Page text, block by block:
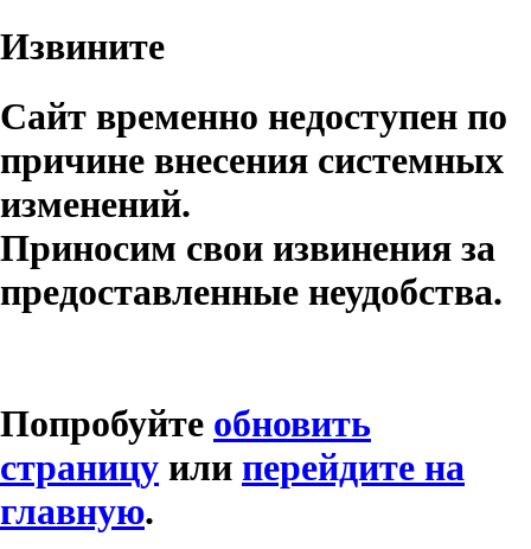
Извините
Сайт временно недоступен по
причине внесения системных
изменений.
Приносим свои извинения за
предоставленные неудобства.
Попробуйте обновить
страницу или перейдите на
главную.